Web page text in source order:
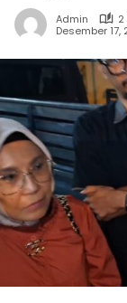
Admin
Desember 17,